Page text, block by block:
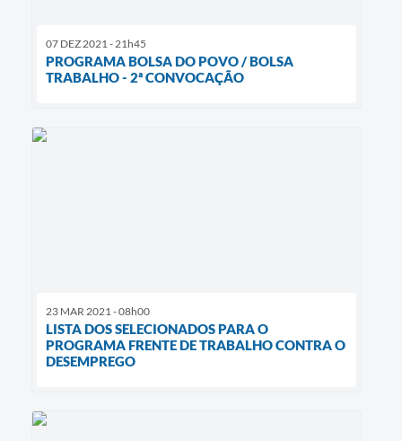
07 DEZ 2021 - 21h45
PROGRAMA BOLSA DO POVO / BOLSA
TRABALHO - 2ª CONVOCAÇÃO
23 MAR 2021 - 08h00
LISTA DOS SELECIONADOS PARA O
PROGRAMA FRENTE DE TRABALHO CONTRA O
DESEMPREGO